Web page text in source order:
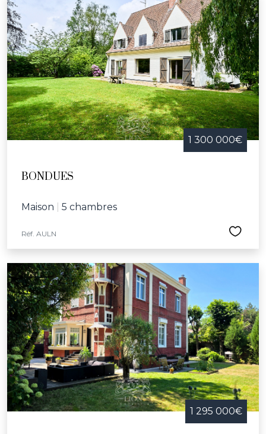
1 300 000€
BONDUES
Maison 5 chambres
Réf. AULN
1 295 000€